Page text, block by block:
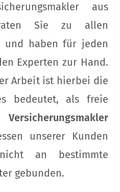
aus
Sie zu allen
und haben für jeden
Experten zur Hand.
Arbeit ist hierbei die
bedeutet, als freie
unserer Kunden
an bestimmte
gebunden.